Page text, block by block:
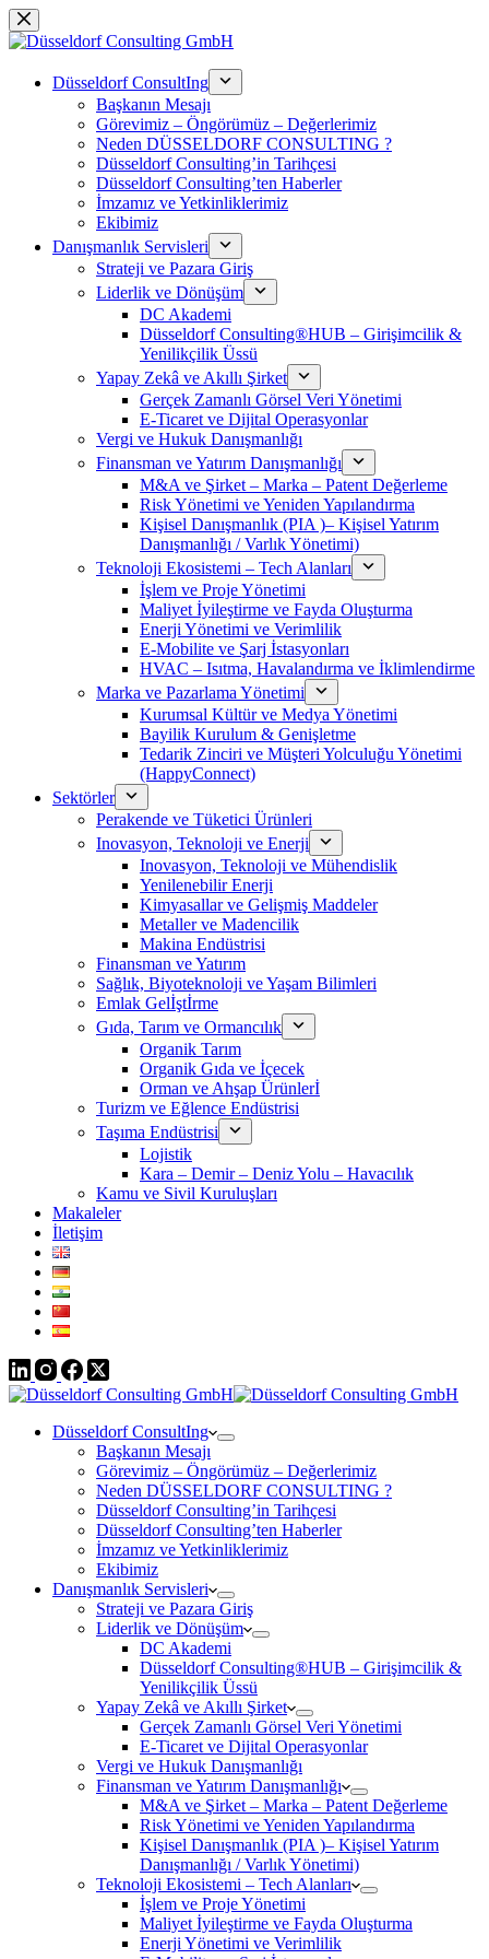
Skip
to
Düsseldorf ConsultIng
Başkanın Mesajı
Görevimiz – Öngörümüz – Değerlerimiz
Neden DÜSSELDORF CONSULTING ?
Düsseldorf Consulting’in Tarihçesi
Düsseldorf Consulting’ten Haberler
İmzamız ve Yetkinliklerimiz
Ekibimiz
Danışmanlık Servisleri
Strateji ve Pazara Giriş
Liderlik ve Dönüşüm
DC Akademi
Düsseldorf Consulting®HUB – Girişimcilik &
Yenilikçilik Üssü
Yapay Zekâ ve Akıllı Şirket
Gerçek Zamanlı Görsel Veri Yönetimi
E-Ticaret ve Dijital Operasyonlar
Vergi ve Hukuk Danışmanlığı
Finansman ve Yatırım Danışmanlığı
M&A ve Şirket – Marka – Patent Değerleme
Risk Yönetimi ve Yeniden Yapılandırma
Kişisel Danışmanlık (PIA )– Kişisel Yatırım
Danışmanlığı / Varlık Yönetimi)
Teknoloji Ekosistemi – Tech Alanları
İşlem ve Proje Yönetimi
Maliyet İyileştirme ve Fayda Oluşturma
Enerji Yönetimi ve Verimlilik
E-Mobilite ve Şarj İstasyonları
HVAC – Isıtma, Havalandırma ve İklimlendirme
Marka ve Pazarlama Yönetimi
Kurumsal Kültür ve Medya Yönetimi
Bayilik Kurulum & Genişletme
Tedarik Zinciri ve Müşteri Yolculuğu Yönetimi
(HappyConnect)
Sektörler
Perakende ve Tüketici Ürünleri
Inovasyon, Teknoloji ve Enerji
Inovasyon, Teknoloji ve Mühendislik
Yenilenebilir Enerji
Kimyasallar ve Gelişmiş Maddeler
Metaller ve Madencilik
Makina Endüstrisi
Finansman ve Yatırım
Sağlık, Biyoteknoloji ve Yaşam Bilimleri
Emlak Gelİştİrme
Gıda, Tarım ve Ormancılık
Organik Tarım
Organik Gıda ve İçecek
Orman ve Ahşap Ürünlerİ
Turizm ve Eğlence Endüstrisi
Taşıma Endüstrisi
Lojistik
Kara – Demir – Deniz Yolu – Havacılık
Kamu ve Sivil Kuruluşları
Makaleler
İletişim
Düsseldorf ConsultIng
Başkanın Mesajı
Görevimiz – Öngörümüz – Değerlerimiz
Neden DÜSSELDORF CONSULTING ?
Düsseldorf Consulting’in Tarihçesi
Düsseldorf Consulting’ten Haberler
İmzamız ve Yetkinliklerimiz
Ekibimiz
Danışmanlık Servisleri
Strateji ve Pazara Giriş
Liderlik ve Dönüşüm
DC Akademi
Düsseldorf Consulting®HUB – Girişimcilik &
Yenilikçilik Üssü
Yapay Zekâ ve Akıllı Şirket
Gerçek Zamanlı Görsel Veri Yönetimi
E-Ticaret ve Dijital Operasyonlar
Vergi ve Hukuk Danışmanlığı
Finansman ve Yatırım Danışmanlığı
M&A ve Şirket – Marka – Patent Değerleme
Risk Yönetimi ve Yeniden Yapılandırma
Kişisel Danışmanlık (PIA )– Kişisel Yatırım
Danışmanlığı / Varlık Yönetimi)
Teknoloji Ekosistemi – Tech Alanları
İşlem ve Proje Yönetimi
Maliyet İyileştirme ve Fayda Oluşturma
Enerji Yönetimi ve Verimlilik